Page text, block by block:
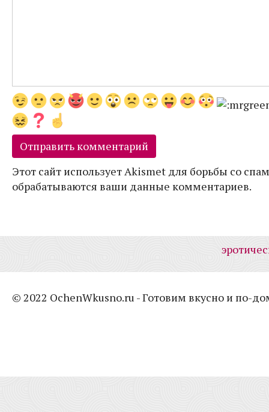
Этот сайт использует Akismet для борьбы со
обрабатываются ваши данные комментариев.
© 2022 OchenWkusno.ru - Готовим вкусно и по-